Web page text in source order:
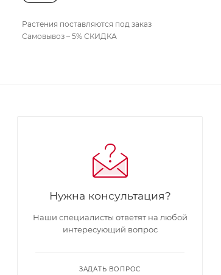
Растения поставляются под заказ
Самовывоз – 5% СКИДКА
Нужна консультация?
Наши специалисты ответят на любой
интересующий вопрос
ЗАДАТЬ ВОПРОС